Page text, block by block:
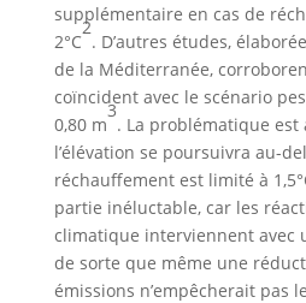
supplémentaire en cas de
2°C
2
. D’autres études,
de la Méditerranée,
coïncident avec le scénario
0,80 m
3
. La problématique est
l’élévation se poursuivra au-
réchauffement est limité à
partie inéluctable, car les
climatique interviennent avec
de sorte que même une
émissions n’empêcherait pas